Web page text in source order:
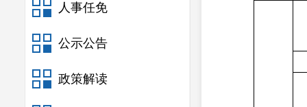
人事任免
公示公告
政策解读